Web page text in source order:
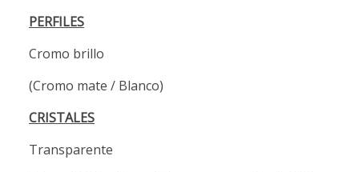
PERFILES
Cromo brillo
(Cromo mate / Blanco)
CRISTALES
Transparente